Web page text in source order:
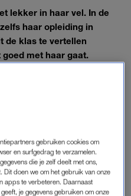
lekker in haar vel. In de
haar opleiding in
de klas te vertellen
met haar gaat.
wordt in haar familie niet
volgt acht nieuwe agenten in
Ze gaan aan de slag
niet altijd even gemakkelijk.
nog bij haar ouders in haar
gebruiken cookies om
en surfgedrag te verzamelen.
die je zelf deelt met ons,
Dit doen we om het gebruik van onze
apps te verbeteren. Daarnaast
je gegevens gebruiken om onze